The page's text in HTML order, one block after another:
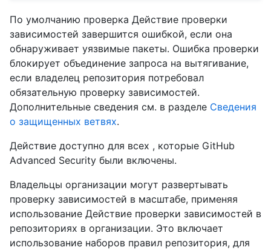
По умолчанию проверка Действие проверки
зависимостей завершится ошибкой, если она
обнаруживает уязвимые пакеты. Ошибка проверки
блокирует объединение запроса на вытягивание,
если владелец репозитория потребовал
обязательную проверку зависимостей.
Дополнительные сведения см. в разделе Сведения
о защищенных ветвях.
Действие доступно для всех , которые GitHub
Advanced Security были включены.
Владельцы организации могут развертывать
проверку зависимостей в масштабе, применяя
использование Действие проверки зависимостей в
репозиториях в организации. Это включает
использование наборов правил репозитория, для